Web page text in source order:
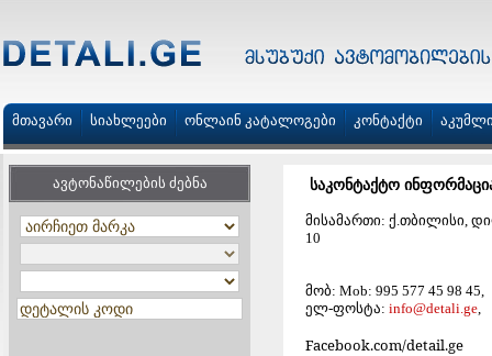
მთავარი სიახლეები ონლაინ კატალოგები კონტაქტი
ავტონაწილების ძებნა საკონტაქტო
მისამართი: ქ.თბილისი,
10
მობ: Mob: 995 577 45 98 45,
ელ-ფოსტა: info@detali.ge,
Facebook.com/detail.ge